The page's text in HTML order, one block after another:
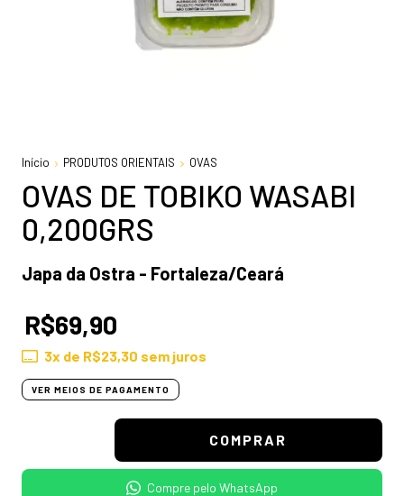
Início PRODUTOS ORIENTAIS OVAS
OVAS DE TOBIKO WASABI
0,200GRS
Japa da Ostra - Fortaleza/Ceará
R$69,90
3x de R$23,30 sem juros
VER MEIOS DE PAGAMENTO
Compre pelo WhatsApp